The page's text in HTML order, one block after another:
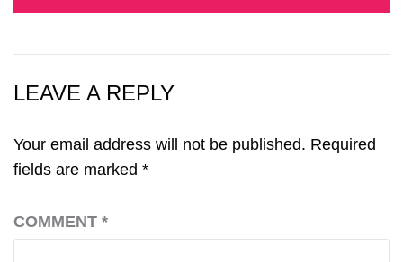
LEAVE A REPLY
Your email address will not be published. Required
fields are marked *
COMMENT *